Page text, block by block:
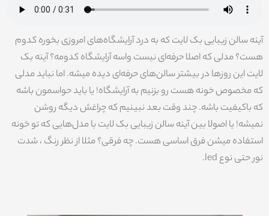
آینه سالن زیبایی بک لایت که به درد آرایشگاه‌های امروزی بخوره کدوم
هست؟ مدلی که اصلا حرفه‌ای نیست واسه آرایشگاه کدومه؟ آینه بک
لایت این روزها در بیشتر سالن‌های حرفه‌ای دیده میشه. اما نباید مدلی
که مخصوص خونه هست رو بزنیم به آرایشگاه! یا باید حواسمون باشه
که باکیفیت باشه. چند وقت بعد نبینیم که چراغش دیگه روشن
نمیشه! یا اصولا بین آینه سالن زیبایی بک لایت با مدل‌هایی که تو خونه
استفاده میشن فرق اساسی هست. چه فرقی؟ مثلا از نظر رنگ ، شدت
نور حتی نوع led.